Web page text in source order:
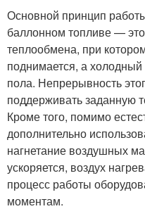
Основной принцип
баллонном топливе —
теплообмена, при
поднимается, а холодный
пола. Непрерывность
поддерживать заданную
Кроме того, помимо
дополнительно
нагнетание воздушных
ускоряется, воздух
процесс работы
моментам.